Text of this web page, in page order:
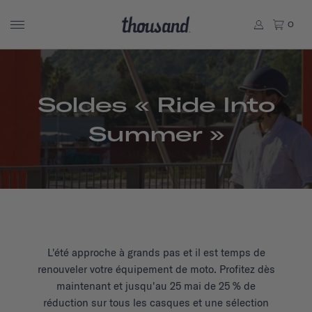
0
Soldes « Ride Into
Summer »
L'été approche à grands pas et il est temps de
renouveler votre équipement de moto. Profitez dès
maintenant et jusqu'au 25 mai de 25 % de
réduction sur tous les casques et une sélection